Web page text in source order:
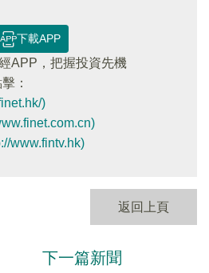
下載APP
APP，把握投資先機
：
)
www.fintv.hk)
返回上頁
下一篇新聞